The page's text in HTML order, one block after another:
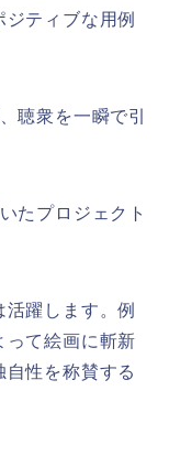
ジティブな用例
聴衆を一瞬で引
たプロジェクト
躍します。例
って絵画に斬新
性を称賛する